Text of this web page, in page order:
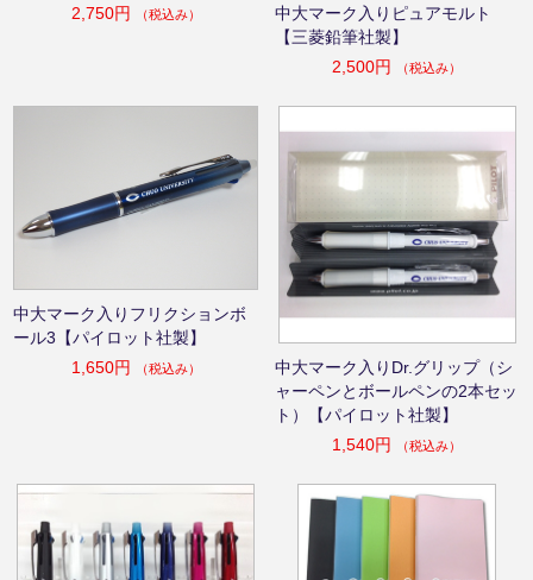
2,750円
（税込み）
中大マーク入りピュアモルト
【三菱鉛筆社製】
2,500円
（税込み）
中大マーク入りフリクションボ
ール3【パイロット社製】
1,650円
（税込み）
中大マーク入りDr.グリップ（シ
ャーペンとボールペンの2本セッ
ト）【パイロット社製】
1,540円
（税込み）